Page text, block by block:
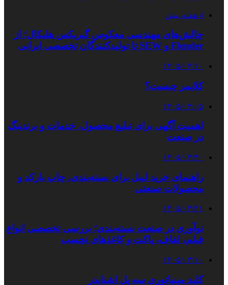
4 هفته پیش
چالش‌های مهندسی معکوس گیربکس هلیکال؛ از
Flender و SEW تا تولیدکنندگان تخصصی ایرانی
۱۴۰۵/۰۴/۱۰
کلایمر چیست؟
۱۴۰۵/۰۴/۰۵
اهمیت آگهی برای تبلیغ محصول، خدمات و برندینگ
در صنعت
۱۴۰۵/۰۳/۳۰
راهنمای خرید لیبل برای بسته‌بندی، چاپ بارکد و
محصولات صنعتی
۱۴۰۵/۰۳/۲۱
نوآوری در صنعت بسته‌بندی؛ بررسی تخصصی انواع
فیلم، لفاف، پاکت و کاغذهای نچسب
۱۴۰۵/۰۳/۱۰
کلید مینیاتوری سه پل اشنایدر